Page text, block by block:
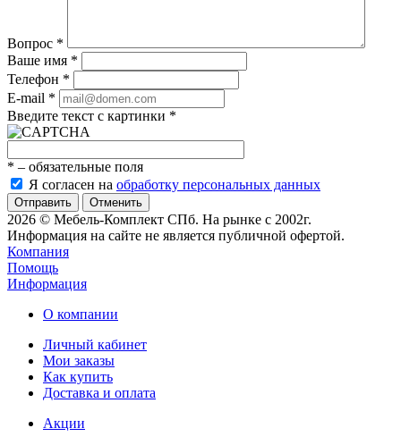
Вопрос *
Ваше имя *
Телефон *
E-mail *
Введите текст с картинки *
* – обязательные поля
Я согласен на обработку персональных данных
Отменить
2026 © Мебель-Комплект СПб. На рынке с 2002г.
Информация на сайте не является публичной офертой.
Компания
Помощь
Информация
О компании
Личный кабинет
Мои заказы
Как купить
Доставка и оплата
Акции